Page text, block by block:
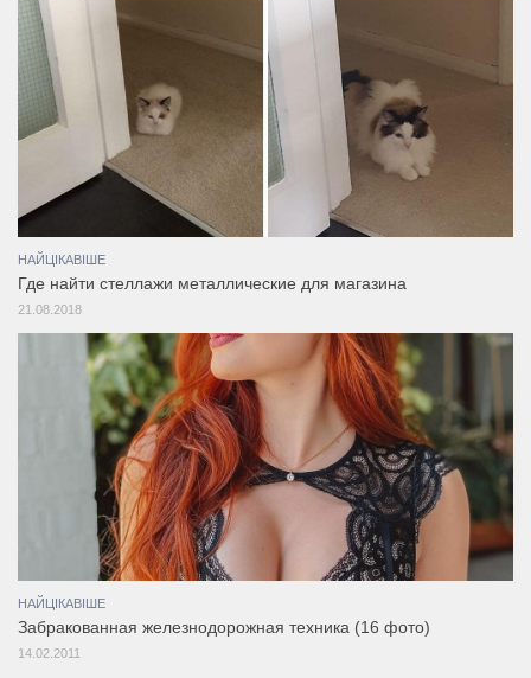
НАЙЦІКАВІШЕ
Где найти стеллажи металлические для магазина
21.08.2018
НАЙЦІКАВІШЕ
Забракованная железнодорожная техника (16 фото)
14.02.2011